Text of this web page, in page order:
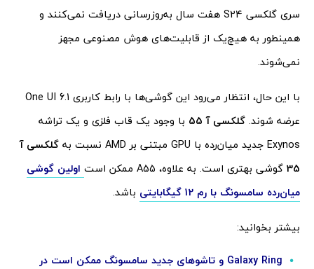
سری گلکسی S24 هفت سال به‌روزرسانی دریافت نمی‌کنند و
همینطور به هیچ‌یک از قابلیت‌های هوش مصنوعی مجهز
نمی‌شوند.
با این حال، انتظار می‌رود این گوشی‌ها با رابط کاربری One UI 6.1
عرضه شوند. گلکسی آ 55
با وجود یک قاب فلزی و یک تراشه
Exynos جدید میان‌رده با GPU مبتنی بر AMD نسبت به
گلکسی آ
35 گوشی بهتری است. به علاوه، A55 ممکن است
اولین گوشی
میان‌رده سامسونگ با رم 12 گیگابایتی
باشد.
بیشتر بخوانید:
Galaxy Ring و تاشوهای جدید سامسونگ ممکن است در